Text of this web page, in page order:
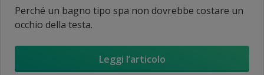
Perché un bagno tipo spa non dovrebbe costare un
occhio della testa.
Leggi l’articolo